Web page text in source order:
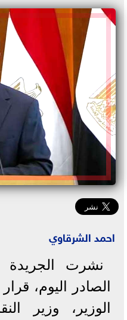
احمد الشرقاوي
نشرت الجريدة
الصادر اليوم،
الوزير، وزير